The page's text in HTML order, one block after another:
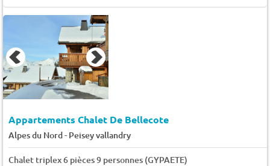
Appartements Chalet De Bellecote
Alpes du Nord- Peisey vallandry
Chalet triplex 6 pièces 9 personnes (GYPAETE)